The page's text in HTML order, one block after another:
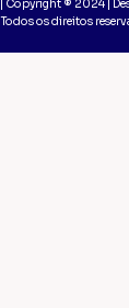
| Copyright ® 2024 |
Todos os direitos